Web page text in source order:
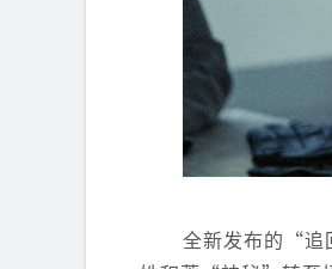
全新发布的“追